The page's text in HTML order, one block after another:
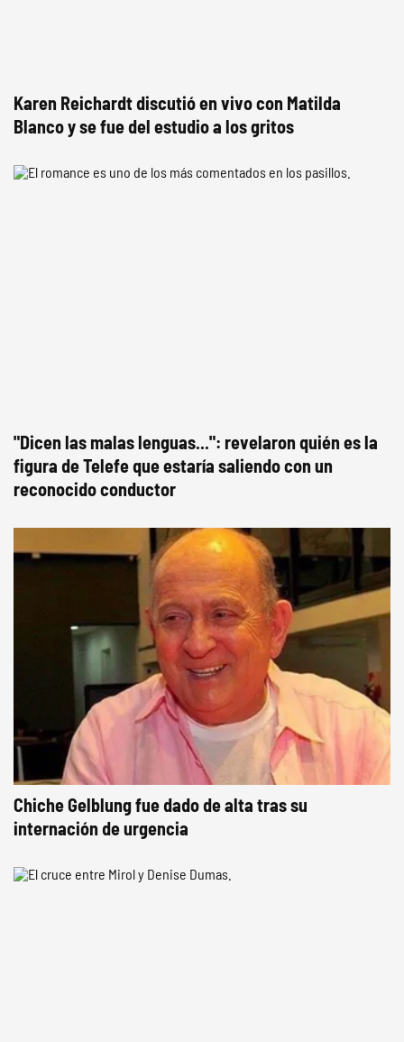
Karen Reichardt discutió en vivo con Matilda
Blanco y se fue del estudio a los gritos
"Dicen las malas lenguas...": revelaron quién es la
figura de Telefe que estaría saliendo con un
reconocido conductor
Chiche Gelblung fue dado de alta tras su
internación de urgencia